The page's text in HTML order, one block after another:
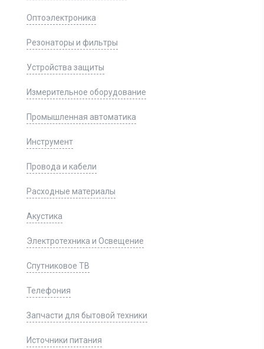
Оптоэлектроника
Резонаторы и фильтры
Устройства защиты
Измерительное оборудование
Промышленная автоматика
Инструмент
Провода и кабели
Расходные материалы
Акустика
Электротехника и Освещение
Спутниковое ТВ
Телефония
Запчасти для бытовой техники
Источники питания